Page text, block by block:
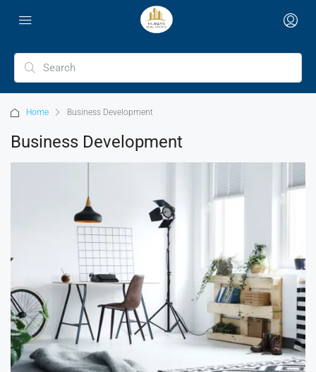
Home Business Development
Business Development